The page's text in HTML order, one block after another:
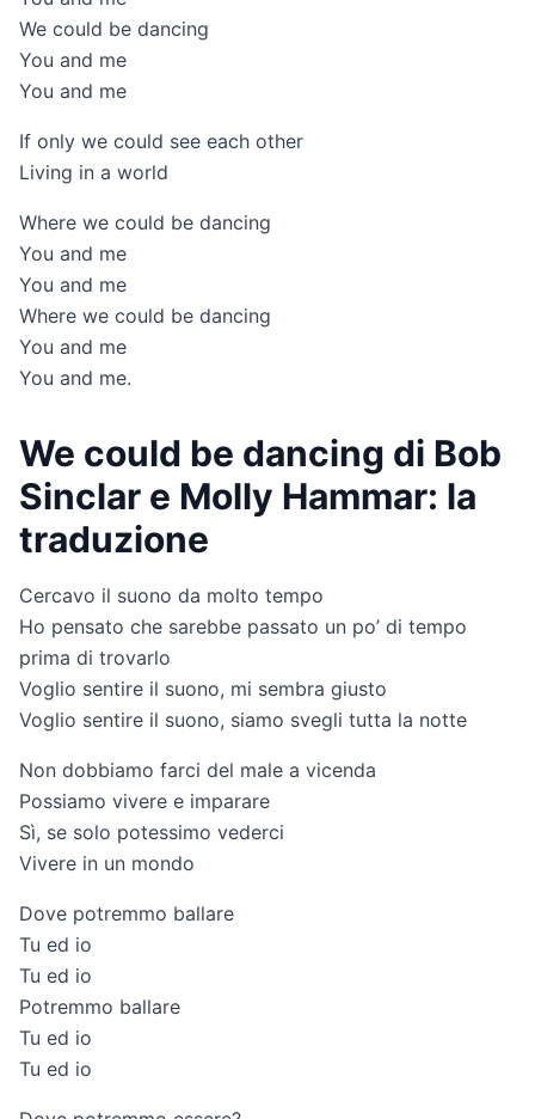
We could be dancing
You and me
You and me
If only we could see each other
Living in a world
Where we could be dancing
You and me
You and me
Where we could be dancing
You and me
You and me.
We could be dancing di Bob
Sinclar e Molly Hammar: la
traduzione
Cercavo il suono da molto tempo
Ho pensato che sarebbe passato un po’ di tempo
prima di trovarlo
Voglio sentire il suono, mi sembra giusto
Voglio sentire il suono, siamo svegli tutta la notte
Non dobbiamo farci del male a vicenda
Possiamo vivere e imparare
Sì, se solo potessimo vederci
Vivere in un mondo
Dove potremmo ballare
Tu ed io
Tu ed io
Potremmo ballare
Tu ed io
Tu ed io